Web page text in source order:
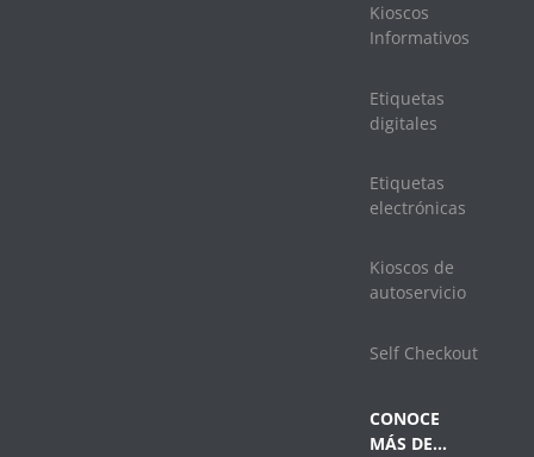
Kioscos
Informativos
Etiquetas
digitales
Etiquetas
electrónicas
Kioscos de
autoservicio
Self Checkout
CONOCE
MÁS DE…